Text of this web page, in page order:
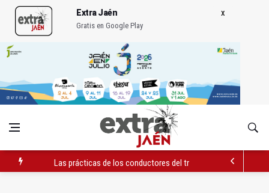
Extra Jaén
Gratis en Google Play
Las prácticas de los conductores del tranvía empiezan la